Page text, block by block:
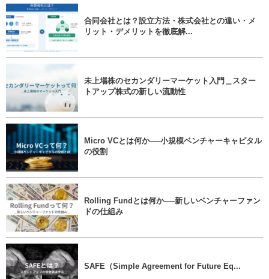
合同会社とは？設立方法・株式会社との違い・メ
リット・デメリットを徹底解...
未上場株のセカンダリーマーケット入門＿スター
トアップ株式の新しい流動性
Micro VCとは何か──小規模ベンチャーキャピタル
の役割
Rolling Fundとは何か──新しいベンチャーファン
ドの仕組み
SAFE（Simple Agreement for Future Eq...